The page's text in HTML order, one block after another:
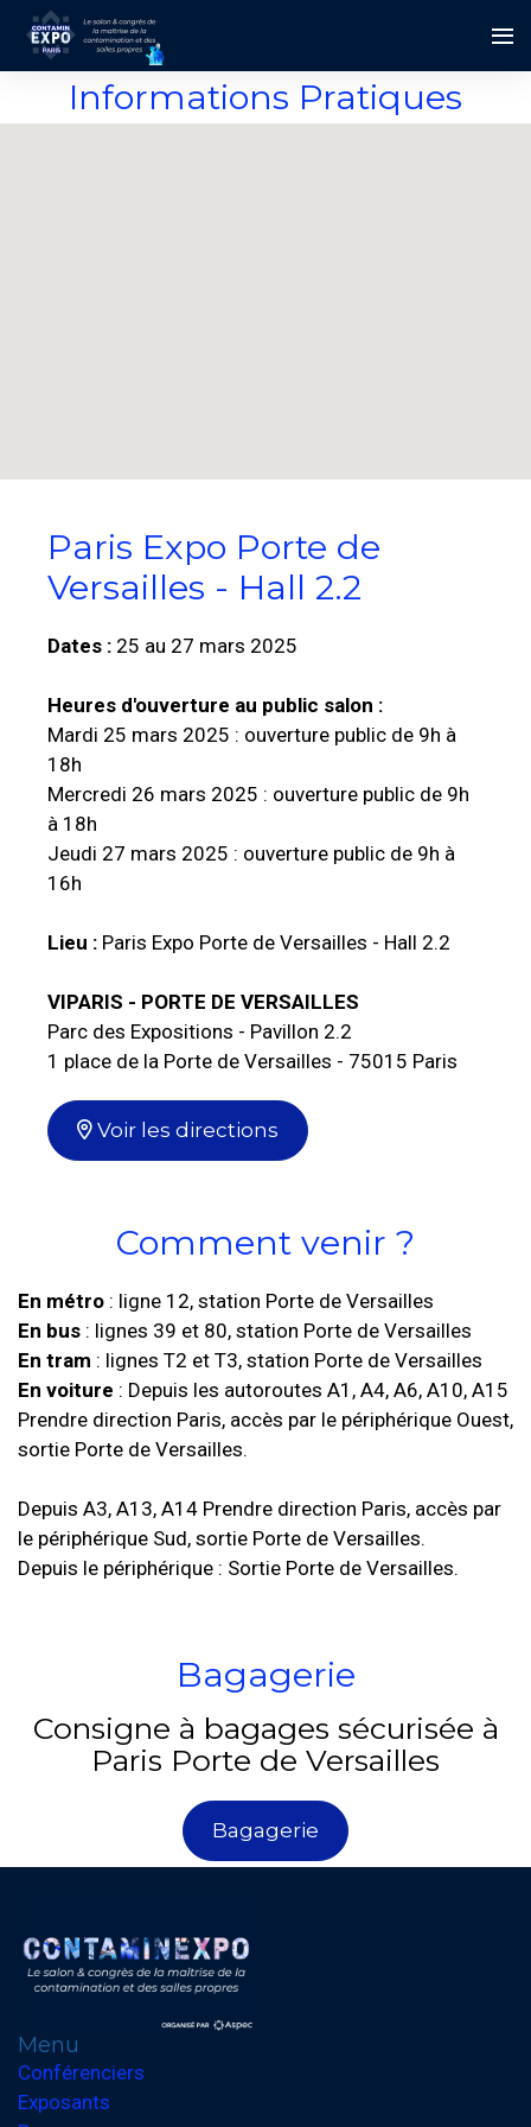
Informations Pratiques
Paris Expo Porte de
Versailles - Hall 2.2
Dates : 25 au 27 mars 2025
Heures d'ouverture au public salon :
Mardi 25 mars 2025 : ouverture public de 9h à
18h
Mercredi 26 mars 2025 : ouverture public de 9h
à 18h
Jeudi 27 mars 2025 : ouverture public de 9h à
16h
Lieu : Paris Expo Porte de Versailles - Hall 2.2
VIPARIS - PORTE DE VERSAILLES
Parc des Expositions - Pavillon 2.2
1 place de la Porte de Versailles - 75015 Paris
Voir les directions
Comment venir ?
En métro : ligne 12, station Porte de Versailles
En bus : lignes 39 et 80, station Porte de Versailles
En tram : lignes T2 et T3, station Porte de Versailles
En voiture : Depuis les autoroutes A1, A4, A6, A10, A15
Prendre direction Paris, accès par le périphérique Ouest,
sortie Porte de Versailles.
Depuis A3, A13, A14 Prendre direction Paris, accès par
le périphérique Sud, sortie Porte de Versailles.
Depuis le périphérique : Sortie Porte de Versailles.
Bagagerie
Consigne à bagages sécurisée à
Paris Porte de Versailles
Bagagerie
Menu
Conférenciers
Exposants